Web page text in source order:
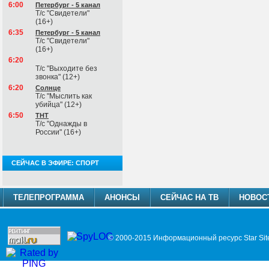
6:00
Петербург - 5 канал
Т/с "Свидетели"
(16+)
6:35
Петербург - 5 канал
Т/с "Свидетели"
(16+)
6:20
Т/с "Выходите без
звонка" (12+)
6:20
Солнце
Т/с "Мыслить как
убийца" (12+)
6:50
ТНТ
Т/с "Однажды в
России" (16+)
СЕЙЧАС В ЭФИРЕ: СПОРТ
ТЕЛЕПРОГРАММА АНОНСЫ СЕЙЧАС НА ТВ
© 2000-2015 Информационный ресурс Star